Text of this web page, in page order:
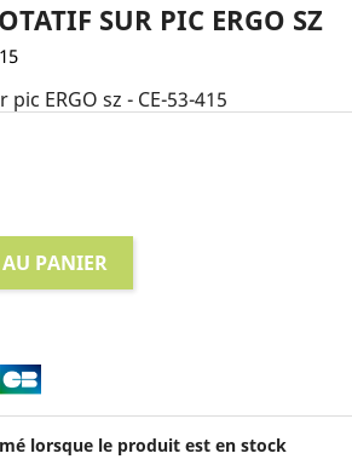
SUR PIC ERGO SZ
ERGO sz - CE-53-415
PANIER
lorsque le produit est en stock